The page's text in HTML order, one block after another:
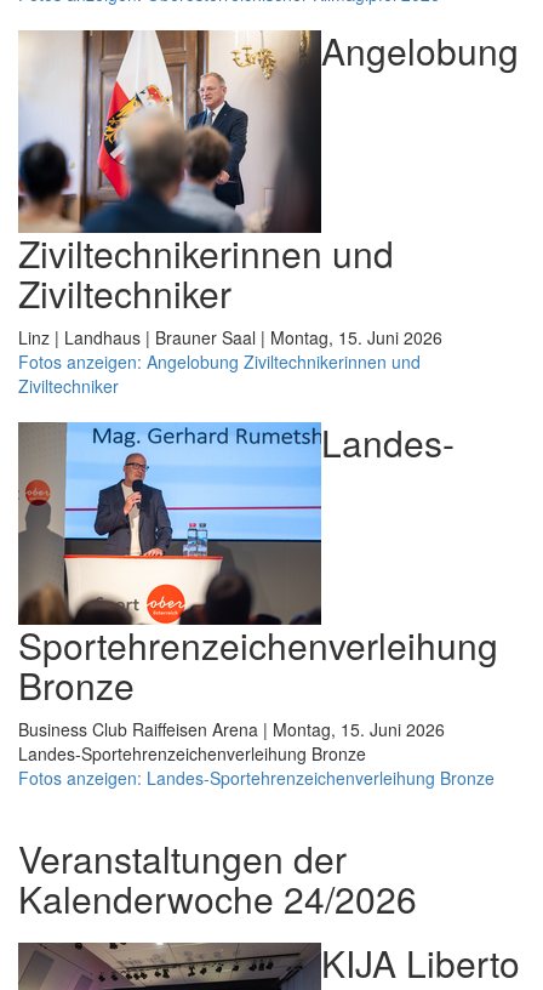
Angelobung
Ziviltechnikerinnen und
Ziviltechniker
Linz | Landhaus | Brauner Saal | Montag, 15. Juni 2026
Fotos anzeigen: Angelobung Ziviltechnikerinnen und
Ziviltechniker
Landes-
Sportehrenzeichenverleihung
Bronze
Business Club Raiffeisen Arena | Montag, 15. Juni 2026
Landes-Sportehrenzeichenverleihung Bronze
Fotos anzeigen: Landes-Sportehrenzeichenverleihung Bronze
Veranstaltungen der
Kalenderwoche 24/2026
KIJA Liberto